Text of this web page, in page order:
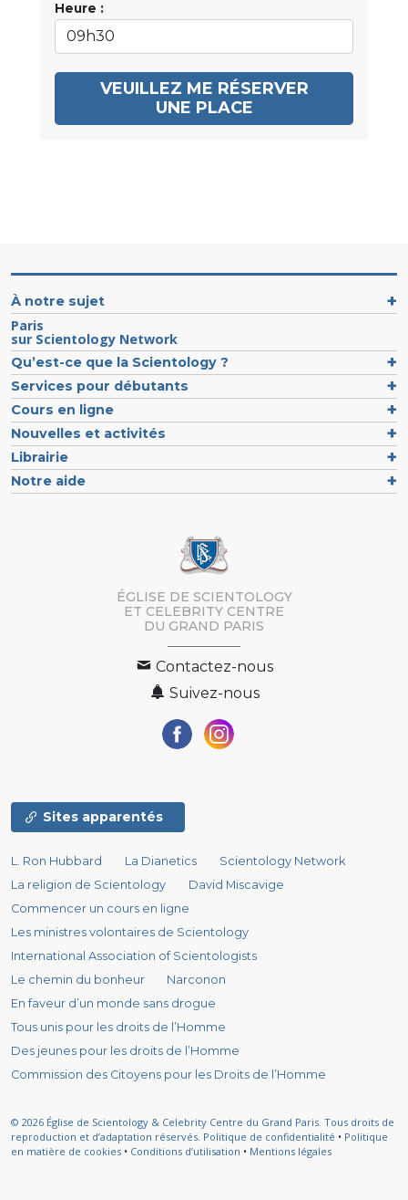
Heure :
VEUILLEZ ME RÉSERVER
UNE PLACE
À notre sujet
Paris
sur Scientology Network
Qu’est-ce que la Scientology ?
Services pour débutants
Cours en ligne
Nouvelles et activités
Librairie
Notre aide
ÉGLISE DE SCIENTOLOGY
ET CELEBRITY CENTRE
DU GRAND PARIS
Contactez-nous
Suivez-nous
Sites apparentés
L. Ron Hubbard La Dianetics
Scientology Network
La religion de Scientology
David Miscavige
Commencer un cours en ligne
Les ministres volontaires de Scientology
International Association of Scientologists
Le chemin du bonheur
Narconon
En faveur d’un monde sans drogue
Tous unis pour les droits de l’Homme
Des jeunes pour les droits de l’Homme
Commission des Citoyens pour les Droits de l’Homme
© 2026 Église de Scientology & Celebrity Centre du Grand Paris. Tous droits de
reproduction et d’adaptation réservés. Politique de confidentialité • Politique
en matière de cookies • Conditions d’utilisation • Mentions légales